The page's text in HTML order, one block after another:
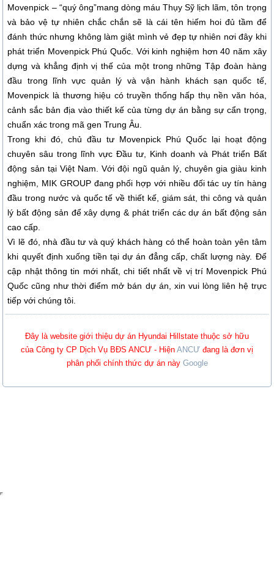
Movenpick – “quý ông”mang dòng máu Thụy Sỹ lịch lãm, tôn trọng
và bảo vệ tự nhiên chắc chắn sẽ là cái tên hiếm hoi đủ tầm để
đánh thức nhưng không làm giật mình vẻ đẹp tự nhiên nơi đây khi
phát triển Movenpick Phú Quốc. Với kinh nghiệm hơn 40 năm xây
dựng và khẳng định vị thế của một trong những Tập đoàn hàng
đầu trong lĩnh vực quản lý và vận hành khách sạn quốc tế,
Movenpick là thương hiệu có truyền thống hấp thụ nền văn hóa,
cảnh sắc bản địa vào thiết kế của từng dự án bằng sự cẩn trọng,
chuẩn xác trong mã gen Trung Âu.
Trong khi đó, chủ đầu tư Movenpick Phú Quốc lại hoạt động
chuyên sâu trong lĩnh vực Đầu tư, Kinh doanh và Phát triển Bất
động sản tại Việt Nam. Với đội ngũ quản lý, chuyên gia giàu kinh
nghiệm, MIK GROUP đang phối hợp với nhiều đối tác uy tín hàng
đầu trong nước và quốc tế về thiết kế, giám sát, thi công và quản
lý bất động sản để xây dựng & phát triển các dự án bất động sản
cao cấp.
Vì lẽ đó, nhà đầu tư và quý khách hàng có thể hoàn toàn yên tâm
khi quyết định xuống tiền tại dự án đẳng cấp, chất lượng này. Để
cập nhật thông tin mới nhất, chi tiết nhất về vị trí Movenpick Phú
Quốc cũng như thời điểm mở bán dự án, xin vui lòng liên hệ trực
tiếp với chúng tôi.
Đây là website giới thiệu dự án Hyundai Hillstate thuộc sở hữu
của Công ty CP Dịch Vụ BĐS ANCƯ - Hiện ANCƯ đang là đơn vị
phân phối chính thức dự án này Google